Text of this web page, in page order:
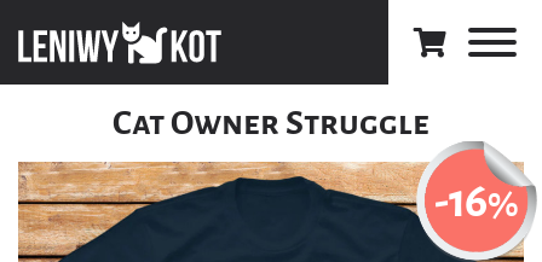
Cat Owner Struggle
-16%